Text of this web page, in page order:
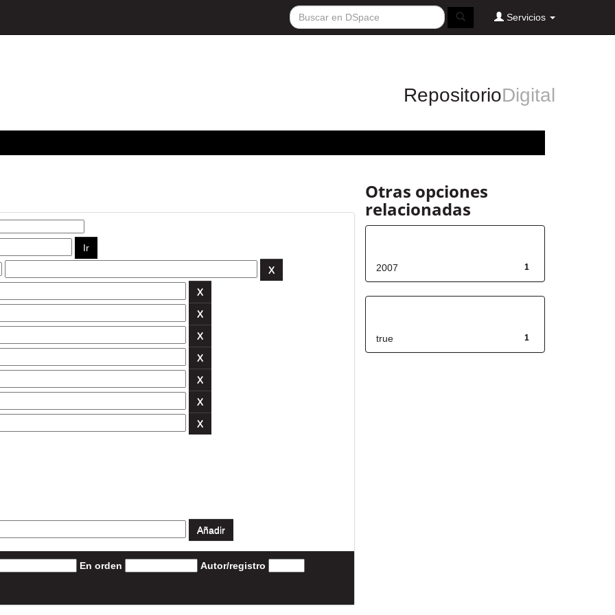
Servicios
RepositorioDigital
En orden Autor/registro
Otras opciones
relacionadas
1
2007
1
true